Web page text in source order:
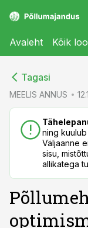
Avaleht Kõik
Tagasi
MEELIS ANNUS
ning
Väljaanne
sisu,
allikatega